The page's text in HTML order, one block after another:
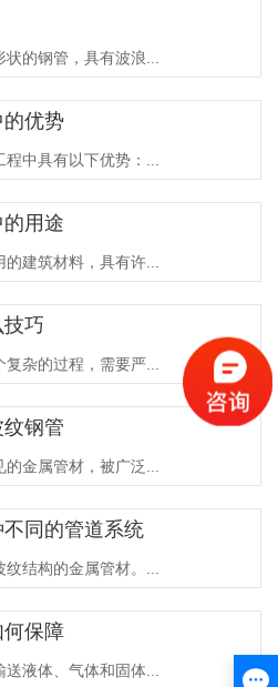
的钢管，具有波浪...
优势
中具有以下优势：...
用途
建筑材料，具有许...
巧
杂的过程，需要严...
钢管
金属管材，被广泛...
同的管道系统
结构的金属管材。...
保障
液体、气体和固体...